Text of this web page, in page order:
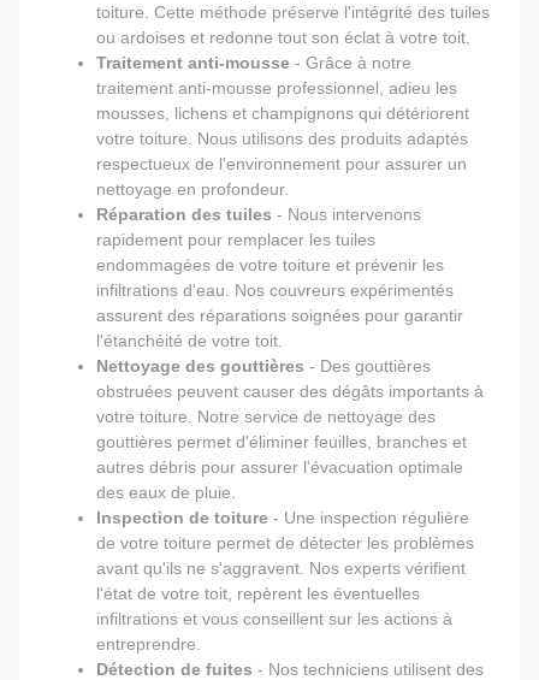
toiture. Cette méthode préserve l'intégrité des tuiles
ou ardoises et redonne tout son éclat à votre toit.
Traitement anti-mousse - Grâce à notre
traitement anti-mousse professionnel, adieu les
mousses, lichens et champignons qui détériorent
votre toiture. Nous utilisons des produits adaptés
respectueux de l'environnement pour assurer un
nettoyage en profondeur.
Réparation des tuiles - Nous intervenons
rapidement pour remplacer les tuiles
endommagées de votre toiture et prévenir les
infiltrations d'eau. Nos couvreurs expérimentés
assurent des réparations soignées pour garantir
l'étanchéité de votre toit.
Nettoyage des gouttières - Des gouttières
obstruées peuvent causer des dégâts importants à
votre toiture. Notre service de nettoyage des
gouttières permet d'éliminer feuilles, branches et
autres débris pour assurer l'évacuation optimale
des eaux de pluie.
Inspection de toiture - Une inspection régulière
de votre toiture permet de détecter les problèmes
avant qu'ils ne s'aggravent. Nos experts vérifient
l'état de votre toit, repèrent les éventuelles
infiltrations et vous conseillent sur les actions à
entreprendre.
Détection de fuites - Nos techniciens utilisent des